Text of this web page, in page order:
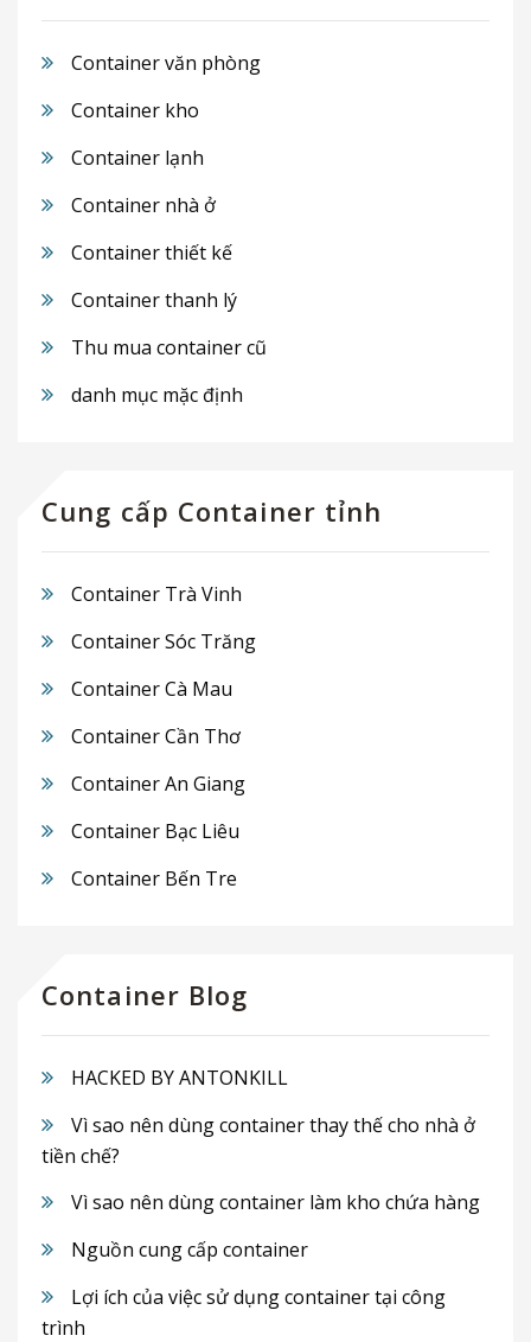
Container văn phòng
Container kho
Container lạnh
Container nhà ở
Container thiết kế
Container thanh lý
Thu mua container cũ
danh mục mặc định
Cung cấp Container tỉnh
Container Trà Vinh
Container Sóc Trăng
Container Cà Mau
Container Cần Thơ
Container An Giang
Container Bạc Liêu
Container Bến Tre
Container Blog
HACKED BY ANTONKILL
Vì sao nên dùng container thay thế cho nhà ở
tiền chế?
Vì sao nên dùng container làm kho chứa hàng
Nguồn cung cấp container
Lợi ích của việc sử dụng container tại công
trình